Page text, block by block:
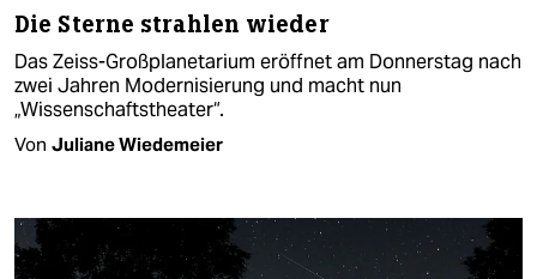
Die Sterne strahlen wieder
Das Zeiss-Großplanetarium eröffnet am Donnerstag nach
zwei Jahren Modernisierung und macht nun
„Wissenschaftstheater“.
Von Juliane Wiedemeier